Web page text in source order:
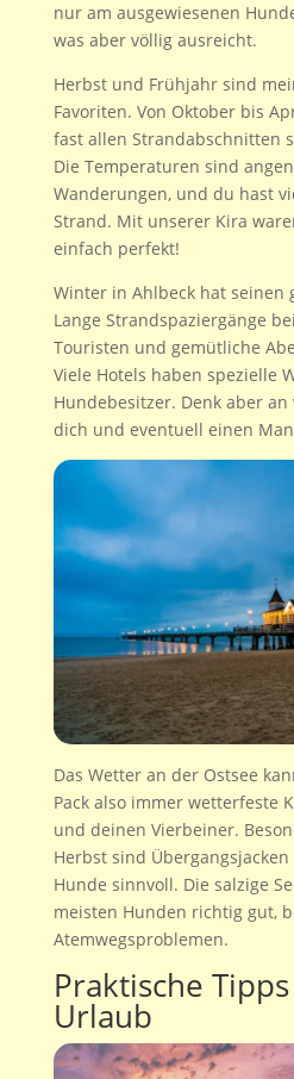
nur am ausgewiesenen
was aber völlig ausreicht.
Herbst und Frühjahr sind
Favoriten. Von Oktober bis
fast allen Strandabschnitten
Die Temperaturen sind
Wanderungen, und du hast
Strand. Mit unserer Kira
einfach perfekt!
Winter in Ahlbeck hat seinen
Lange Strandspaziergänge
Touristen und gemütliche
Viele Hotels haben spezielle
Hundebesitzer. Denk aber
dich und eventuell einen
Das Wetter an der Ostsee
Pack also immer wetterfeste
und deinen Vierbeiner.
Herbst sind
Hunde sinnvoll. Die salzige
meisten Hunden richtig gut,
Atemwegsproblemen.
Praktische
Urlaub